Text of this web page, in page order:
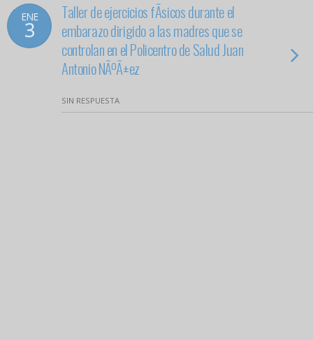
ENE
3
Taller de ejercicios fÃ­sicos durante el
embarazo dirigido a las madres que se
controlan en el Policentro de Salud Juan
Antonio NÃºÃ±ez
SIN RESPUESTA